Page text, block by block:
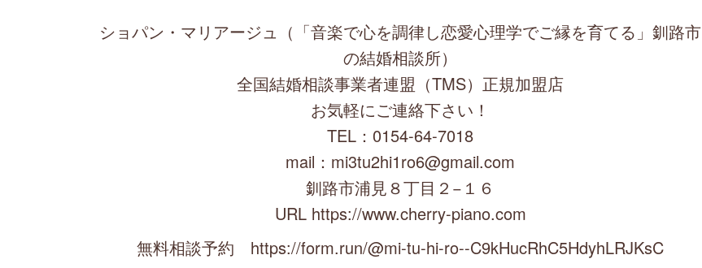
ショパン・マリアージュ（「音楽で心を調律し恋愛心理学でご縁を育てる」釧路市
の結婚相談所）
全国結婚相談事業者連盟（TMS）正規加盟店
お気軽にご連絡下さい！
TEL：0154-64-7018
mail：mi3tu2hi1ro6@gmail.com
釧路市浦見８丁目２−１６
URL https://www.cherry-piano.com
無料相談予約 https://form.run/@mi-tu-hi-ro--C9kHucRhC5HdyhLRJKsC